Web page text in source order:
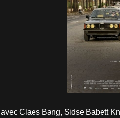
avec Claes Bang, Sidse Babett